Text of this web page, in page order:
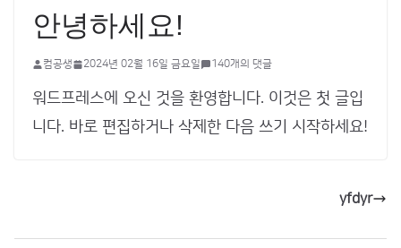
안녕하세요!
컴공생 2024년 02월 16일 금요일 140개의 댓글
워드프레스에 오신 것을 환영합니다. 이것은 첫 글입
니다. 바로 편집하거나 삭제한 다음 쓰기 시작하세요!
yfdyr